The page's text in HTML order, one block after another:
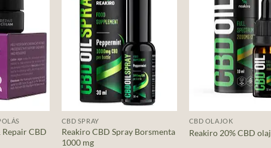
wishlist
CBD
CBD SPRAY
Reakiro CBD Spray Borsmenta
1000 mg
CBD OLAJOK
Reakiro 20% CBD olaj